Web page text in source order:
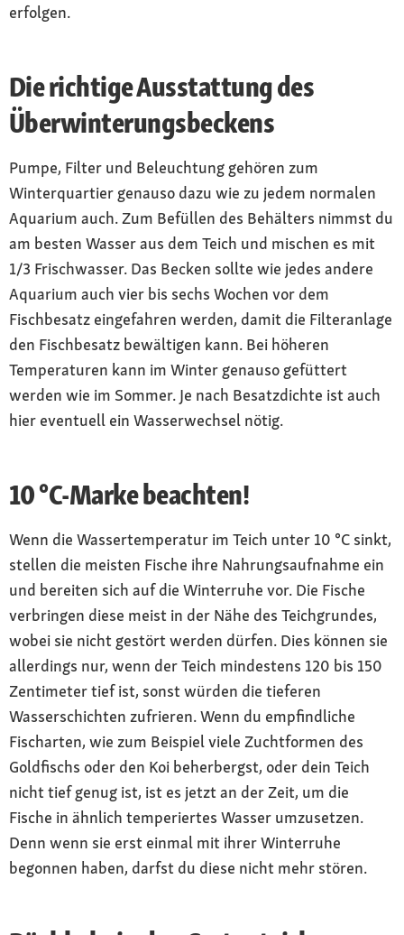
erfolgen.
Die richtige Ausstattung des
Überwinterungsbeckens
Pumpe, Filter und Beleuchtung gehören zum
Winterquartier genauso dazu wie zu jedem normalen
Aquarium auch. Zum Befüllen des Behälters nimmst du
am besten Wasser aus dem Teich und mischen es mit
1/3 Frischwasser. Das Becken sollte wie jedes andere
Aquarium auch vier bis sechs Wochen vor dem
Fischbesatz eingefahren werden, damit die Filteranlage
den Fischbesatz bewältigen kann. Bei höheren
Temperaturen kann im Winter genauso gefüttert
werden wie im Sommer. Je nach Besatzdichte ist auch
hier eventuell ein Wasserwechsel nötig.
10 °C-Marke beachten!
Wenn die Wassertemperatur im Teich unter 10 °C sinkt,
stellen die meisten Fische ihre Nahrungsaufnahme ein
und bereiten sich auf die Winterruhe vor. Die Fische
verbringen diese meist in der Nähe des Teichgrundes,
wobei sie nicht gestört werden dürfen. Dies können sie
allerdings nur, wenn der Teich mindestens 120 bis 150
Zentimeter tief ist, sonst würden die tieferen
Wasserschichten zufrieren. Wenn du empfindliche
Fischarten, wie zum Beispiel viele Zuchtformen des
Goldfischs oder den Koi beherbergst, oder dein Teich
nicht tief genug ist, ist es jetzt an der Zeit, um die
Fische in ähnlich temperiertes Wasser umzusetzen.
Denn wenn sie erst einmal mit ihrer Winterruhe
begonnen haben, darfst du diese nicht mehr stören.